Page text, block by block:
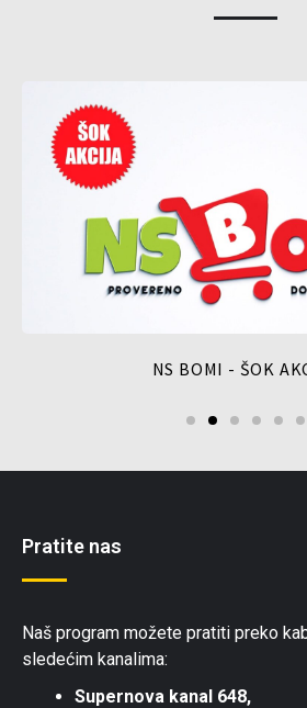
NS BOMI - ŠOK
Pratite nas
Naš program možete pratiti preko
sledećim kanalima:
Supernova kanal 648,